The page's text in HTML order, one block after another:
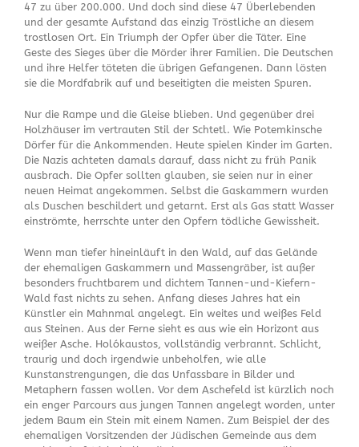
47 zu über 200.000. Und doch sind diese 47 Überlebenden
und der gesamte Aufstand das einzig Tröstliche an diesem
trostlosen Ort. Ein Triumph der Opfer über die Täter. Eine
Geste des Sieges über die Mörder ihrer Familien. Die Deutschen
und ihre Helfer töteten die übrigen Gefangenen. Dann lösten
sie die Mordfabrik auf und beseitigten die meisten Spuren.
Nur die Rampe und die Gleise blieben. Und gegenüber drei
Holzhäuser im vertrauten Stil der Schtetl. Wie Potemkinsche
Dörfer für die Ankommenden. Heute spielen Kinder im Garten.
Die Nazis achteten damals darauf, dass nicht zu früh Panik
ausbrach. Die Opfer sollten glauben, sie seien nur in einer
neuen Heimat angekommen. Selbst die Gaskammern wurden
als Duschen beschildert und getarnt. Erst als Gas statt Wasser
einströmte, herrschte unter den Opfern tödliche Gewissheit.
Wenn man tiefer hineinläuft in den Wald, auf das Gelände
der ehemaligen Gaskammern und Massengräber, ist außer
besonders fruchtbarem und dichtem Tannen-und-Kiefern-
Wald fast nichts zu sehen. Anfang dieses Jahres hat ein
Künstler ein Mahnmal angelegt. Ein weites und weißes Feld
aus Steinen. Aus der Ferne sieht es aus wie ein Horizont aus
weißer Asche. Holókaustos, vollständig verbrannt. Schlicht,
traurig und doch irgendwie unbeholfen, wie alle
Kunstanstrengungen, die das Unfassbare in Bilder und
Metaphern fassen wollen. Vor dem Aschefeld ist kürzlich noch
ein enger Parcours aus jungen Tannen angelegt worden, unter
jedem Baum ein Stein mit einem Namen. Zum Beispiel der des
ehemaligen Vorsitzenden der Jüdischen Gemeinde aus dem